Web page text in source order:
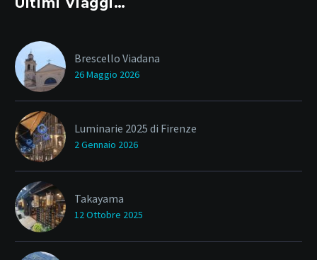
Brescello Viadana
26 Maggio 2026
Luminarie 2025 di Firenze
2 Gennaio 2026
Takayama
12 Ottobre 2025